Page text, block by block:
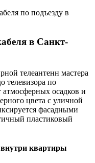
по подъезду в
в Санкт-
телеантенн мастера
телевизора по
осадков и
цвета с уличной
фасадными
пластиковый
внутри квартиры